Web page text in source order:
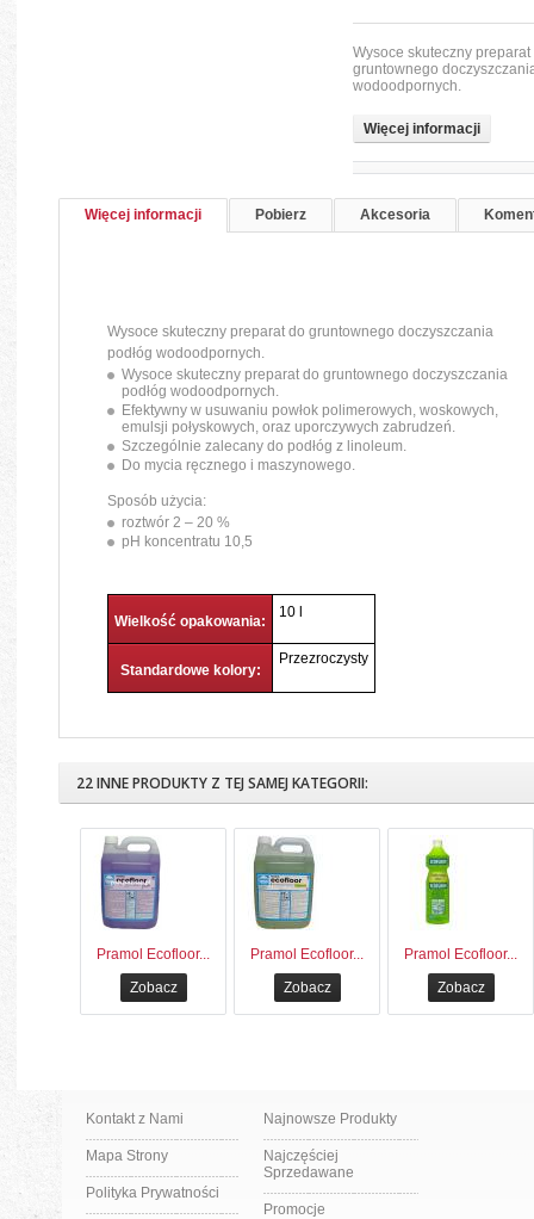
Wysoce skuteczny preparat
gruntownego
wodoodpornych.
Więcej informacji
Więcej informacji Pobierz Akcesoria
Wysoce skuteczny preparat do gruntownego doczyszczania
podłóg wodoodpornych.
Wysoce skuteczny preparat do gruntownego doczyszczania
podłóg wodoodpornych.
Efektywny w usuwaniu powłok polimerowych, woskowych,
emulsji połyskowych, oraz uporczywych zabrudzeń.
Szczególnie zalecany do podłóg z linoleum.
Do mycia ręcznego i maszynowego.
Sposób użycia:
roztwór 2 – 20 %
pH koncentratu 10,5
Wielkość opakowania:
10 l
Standardowe kolory:
Przezroczysty
22 INNE PRODUKTY Z TEJ SAMEJ KATEGORII:
Pramol Ecofloor...
Zobacz
Pramol Ecofloor...
Zobacz
Pramol Ecofloor...
Zobacz
Kontakt z Nami
Mapa Strony
Polityka Prywatności
Najnowsze Produkty
Najczęściej
Sprzedawane
Promocje